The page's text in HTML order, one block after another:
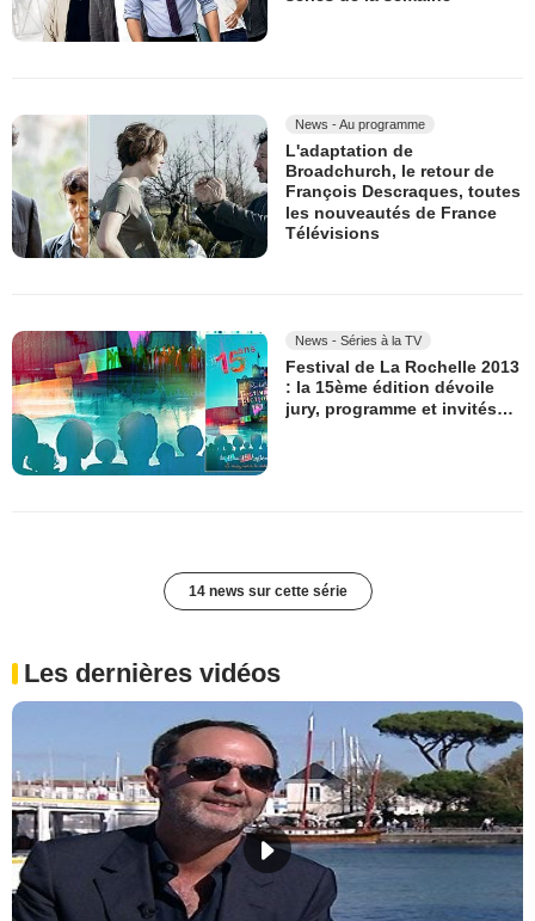
News - Au programme
L'adaptation de
Broadchurch, le retour de
François Descraques, toutes
les nouveautés de France
Télévisions
News - Séries à la TV
Festival de La Rochelle 2013
: la 15ème édition dévoile
jury, programme et invités…
14 news sur cette série
Les dernières vidéos